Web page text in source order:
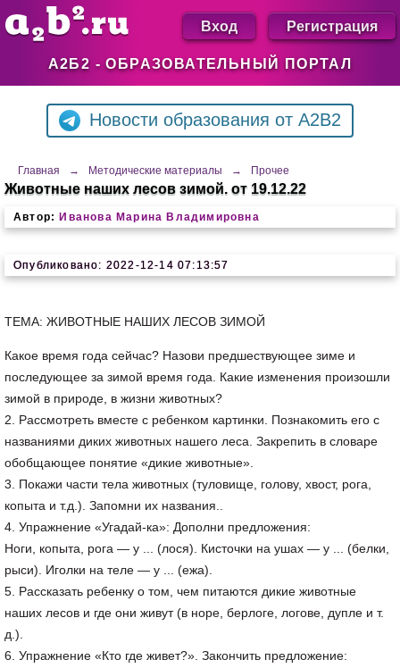
А2Б2 - ОБРАЗОВАТЕЛЬНЫЙ ПОРТАЛ
Вход Регистрация
Новости образования от A2B2
Главная → Методические материалы → Прочее
Животные наших лесов зимой. от 19.12.22
Автор: Иванова Марина Владимировна
Опубликовано: 2022-12-14 07:13:57
ТЕМА: ЖИВОТНЫЕ НАШИХ ЛЕСОВ ЗИМОЙ
Какое время года сейчас? Назови предшествующее зиме и
последующее за зимой время года. Какие изменения произошли
зимой в природе, в жизни животных?
2. Рассмотреть вместе с ребенком картинки. Познакомить его с
названиями диких животных нашего леса. Закрепить в словаре
обобщающее понятие «дикие животные».
3. Покажи части тела животных (туловище, голову, хвост, рога,
копыта и т.д.). Запомни их названия..
4. Упражнение «Угадай-ка»: Дополни предложения:
Ноги, копыта, рога — у ... (лося). Кисточки на ушах — у ... (белки,
рыси). Иголки на теле — у ... (ежа).
5. Рассказать ребенку о том, чем питаются дикие животные
наших лесов и где они живут (в норе, берлоге, логове, дупле и т.
д.).
6. Упражнение «Кто где живет?». Закончить предложение: